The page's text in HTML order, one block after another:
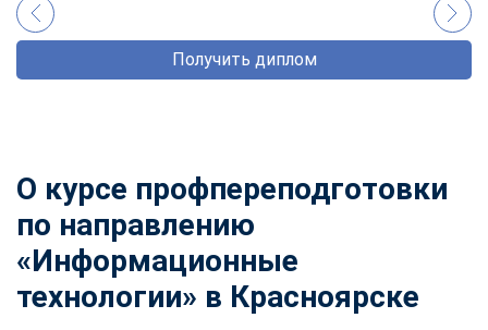
Получить диплом
О курсе профпереподготовки
по направлению
«Информационные
технологии» в Красноярске